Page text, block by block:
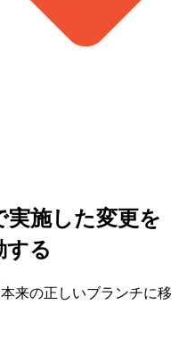
施した変更を
る
来の正しいブランチに移